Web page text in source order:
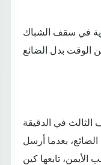
في سقف الشباك
الثالث في الدقيقة
بعدما أرسل
تابعها كين